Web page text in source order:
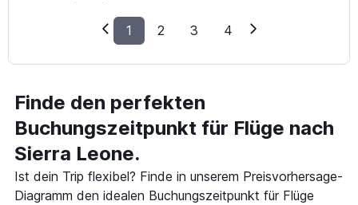
1 2 3 4
Finde den perfekten
Buchungszeitpunkt für Flüge nach
Sierra Leone.
Ist dein Trip flexibel? Finde in unserem Preisvorhersage-
Diagramm den idealen Buchungszeitpunkt für Flüge